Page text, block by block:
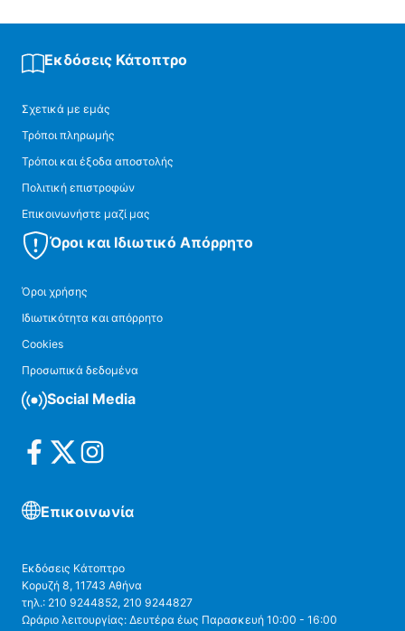
Εκδόσεις Κάτοπτρο
Σχετικά με εμάς
Τρόποι πληρωμής
Τρόποι και έξοδα αποστολής
Πολιτική επιστροφών
Επικοινωνήστε μαζί μας
Όροι και Ιδιωτικό Απόρρητο
Όροι χρήσης
Ιδιωτικότητα και απόρρητο
Cookies
Προσωπικά δεδομένα
Social Media
Επικοινωνία
Εκδόσεις Κάτοπτρο
Κορυζή 8, 11743 Αθήνα
τηλ.: 210 9244852, 210 9244827
Ωράριο λειτουργίας: Δευτέρα έως Παρασκευή 10:00 - 16:00